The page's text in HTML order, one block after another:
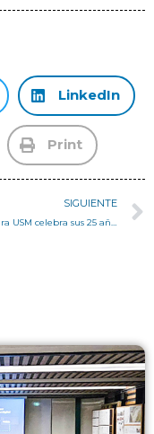
LinkedIn
Print
SIGUIENTE